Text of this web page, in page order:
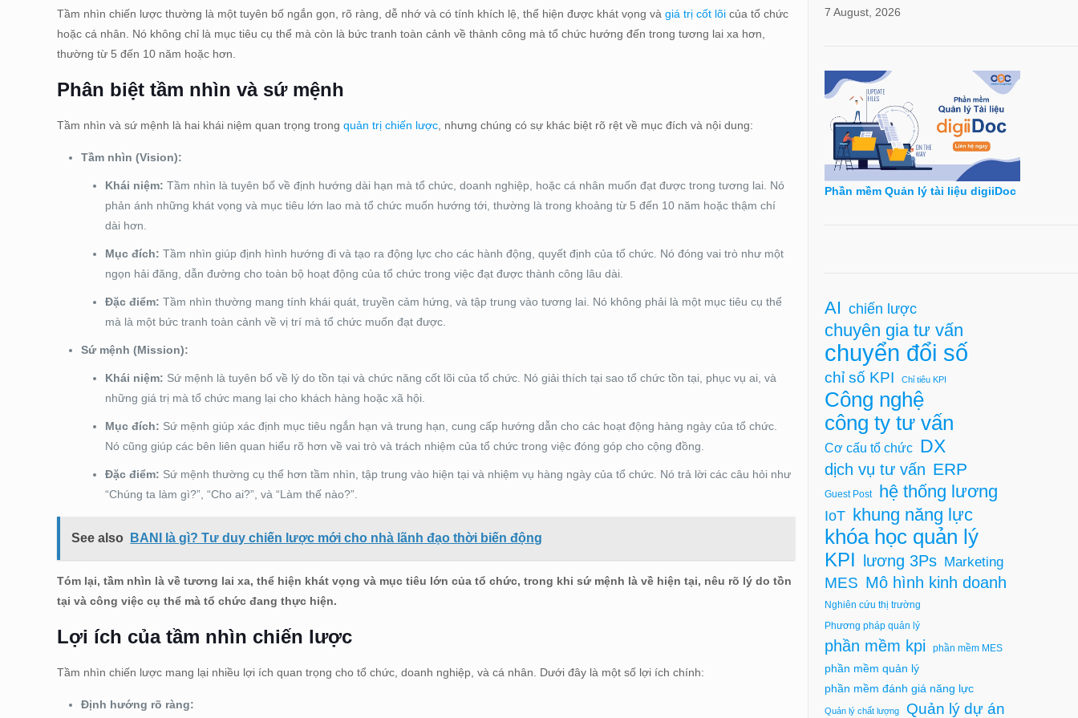
Tầm nhìn chiến lược thường là một tuyên bố ngắn gọn, rõ ràng, dễ nhớ và có tính khích lệ, thể hiện được khát vọng vàgiá trị cốt lõi của tổ chức
hoặc cá nhân. Nó không chỉ là mục tiêu cụ thể mà còn là bức tranh toàn cảnh về thành công mà tổ chức hướng đến trong tương lai xa hơn,
thường từ 5 đến 10 năm hoặc hơn.
Phân biệt tầm nhìn và sứ mệnh
Tầm nhìn và sứ mệnh là hai khái niệm quan trọng trongquản trị chiến lược , nhưng chúng có sự khác biệt rõ rệt về mục đích và nội dung:
Tầm nhìn (Vision):
Khái niệm: Tầm nhìn là tuyên bố về định hướng dài hạn mà tổ chức, doanh nghiệp, hoặc cá nhân muốn đạt được trong tương lai. Nó
phản ánh những khát vọng và mục tiêu lớn lao mà tổ chức muốn hướng tới, thường là trong khoảng từ 5 đến 10 năm hoặc thậm chí
dài hơn.
Mục đích: Tầm nhìn giúp định hình hướng đi và tạo ra động lực cho các hành động, quyết định của tổ chức. Nó đóng vai trò như một
ngọn hải đăng, dẫn đường cho toàn bộ hoạt động của tổ chức trong việc đạt được thành công lâu dài.
Đặc điểm: Tầm nhìn thường mang tính khái quát, truyền cảm hứng, và tập trung vào tương lai. Nó không phải là một mục tiêu cụ thể
mà là một bức tranh toàn cảnh về vị trí mà tổ chức muốn đạt được.
Sứ mệnh (Mission):
Khái niệm: Sứ mệnh là tuyên bố về lý do tồn tại và chức năng cốt lõi của tổ chức. Nó giải thích tại sao tổ chức tồn tại, phục vụ ai, và
những giá trị mà tổ chức mang lại cho khách hàng hoặc xã hội.
Mục đích: Sứ mệnh giúp xác định mục tiêu ngắn hạn và trung hạn, cung cấp hướng dẫn cho các hoạt động hàng ngày của tổ chức.
Nó cũng giúp các bên liên quan hiểu rõ hơn về vai trò và trách nhiệm của tổ chức trong việc đóng góp cho cộng đồng.
Đặc điểm: Sứ mệnh thường cụ thể hơn tầm nhìn, tập trung vào hiện tại và nhiệm vụ hàng ngày của tổ chức. Nó trả lời các câu hỏi như
“Chúng ta làm gì?”, “Cho ai?”, và “Làm thế nào?”.
See also BANI là gì? Tư duy chiến lược mới cho nhà lãnh đạo thời biến động
Tóm lại, tầm nhìn là về tương lai xa, thể hiện khát vọng và mục tiêu lớn của tổ chức, trong khi sứ mệnh là về hiện tại, nêu rõ lý do tồn
tại và công việc cụ thể mà tổ chức đang thực hiện.
Lợi ích của tầm nhìn chiến lược
Tầm nhìn chiến lược mang lại nhiều lợi ích quan trọng cho tổ chức, doanh nghiệp, và cá nhân. Dưới đây là một số lợi ích chính:
Định hướng rõ ràng:
7 August, 2026
Phần mềm Quản lý tài liệu digiiDoc
AI chiến lược
chuyên gia tư vấn
chuyển đổi số
chỉ số KPI Chỉ tiêu KPI
Công nghệ
công ty tư vấn
Cơ cấu tổ chức DX
dịch vụ tư vấn ERP
Guest Post hệ thống lương
IoT khung năng lực
khóa học quản lý
KPI lương 3Ps Marketing
MES Mô hình kinh doanh
Nghiên cứu thị trường
Phương pháp quản lý
phần mềm kpi phần mềm MES
phần mềm quản lý
phần mềm đánh giá năng lực
Quản lý chất lượng Quản lý dự án